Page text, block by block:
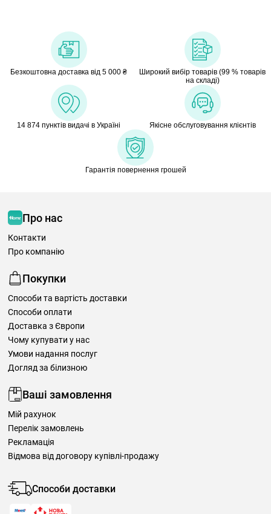
Безкоштовна доставка від 5 000 ₴
Широкий вибір товарів (99 % товарів
на складі)
14 874 пунктів видачі в Україні Якісне обслуговування клієнтів
Гарантія повернення грошей
Про нас
Контакти
Про компанію
Покупки
Способи та вартість доставки
Способи оплати
Доставка з Європи
Чому купувати у нас
Умови надання послуг
Догляд за білизною
Ваші замовлення
Мій рахунок
Перелік замовлень
Рекламація
Відмова від договору купівлі-продажу
Способи доставки